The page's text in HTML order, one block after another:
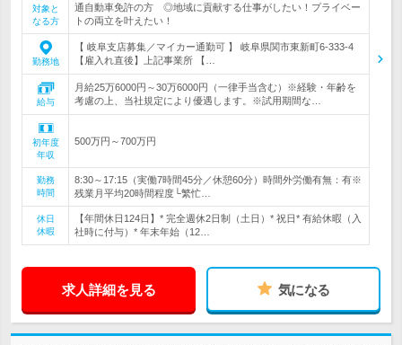
対象と
なる方
通自動車免許の方 ◎地域に貢献する仕事がしたい！プライベー
トの両立を叶えたい！
勤務地
【 岐阜支店募集／マイカー通勤可 】 岐阜県関市東新町6-333-4
【雇入れ直後】上記事業所 【…
給与
月給25万6000円～30万6000円（一律手当含む）※経験・年齢を
考慮の上、当社規定により優遇します。※試用期間な…
初年度
年収
500万円～700万円
勤務
時間
8:30～17:15（実働7時間45分／休憩60分）時間外労働有無：有※
残業月平均20時間程度└繁忙…
休日
休暇
【年間休日124日】* 完全週休2日制（土日）* 祝日* 有給休暇（入
社時に付与）* 年末年始（12…
求人詳細を見る 気になる